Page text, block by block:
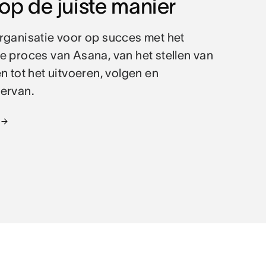
de juiste manier
voor op succes met het
proces van Asana, van het stellen van
tot het uitvoeren, volgen en